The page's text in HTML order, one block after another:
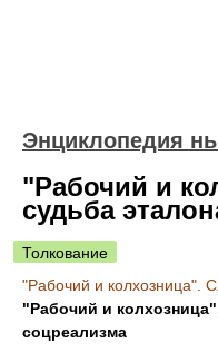
Энциклопедия
"Рабочий и
судьба
Толкование
"Рабочий и колхозница".
"Рабочий и
соцреализма